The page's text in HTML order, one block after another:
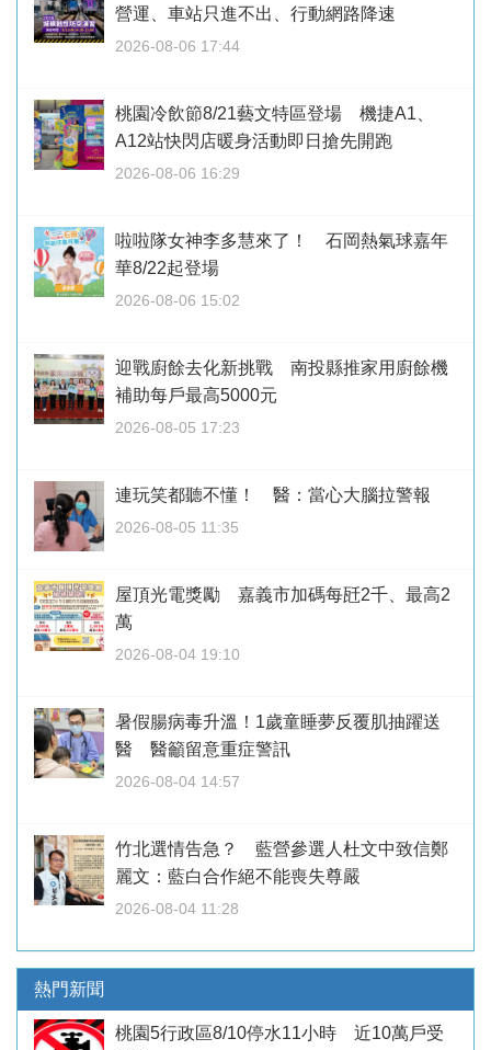
營運、車站只進不出、行動網路降速
2026-08-06 17:44
桃園冷飲節8/21藝文特區登場 機捷A1、
A12站快閃店暖身活動即日搶先開跑
2026-08-06 16:29
啦啦隊女神李多慧來了！ 石岡熱氣球嘉年
華8/22起登場
2026-08-06 15:02
迎戰廚餘去化新挑戰 南投縣推家用廚餘機
補助每戶最高5000元
2026-08-05 17:23
連玩笑都聽不懂！ 醫：當心大腦拉警報
2026-08-05 11:35
屋頂光電獎勵 嘉義市加碼每瓩2千、最高2
萬
2026-08-04 19:10
暑假腸病毒升溫！1歲童睡夢反覆肌抽躍送
醫 醫籲留意重症警訊
2026-08-04 14:57
竹北選情告急？ 藍營參選人杜文中致信鄭
麗文：藍白合作絕不能喪失尊嚴
2026-08-04 11:28
熱門新聞
桃園5行政區8/10停水11小時 近10萬戶受